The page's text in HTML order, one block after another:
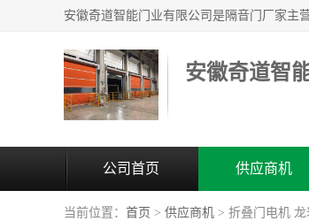
安徽奇道智
公司首页 供应商机
当前位置： 首页 > 供应商机 > 折叠门电机